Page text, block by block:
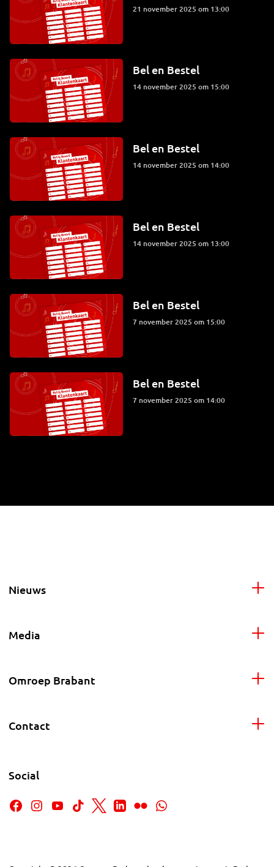
21 november 2025 om 13:00
Bel en Bestel
14 november 2025 om 15:00
Bel en Bestel
14 november 2025 om 14:00
Bel en Bestel
14 november 2025 om 13:00
Bel en Bestel
7 november 2025 om 15:00
Bel en Bestel
7 november 2025 om 14:00
Nieuws
Media
Omroep Brabant
Contact
Social